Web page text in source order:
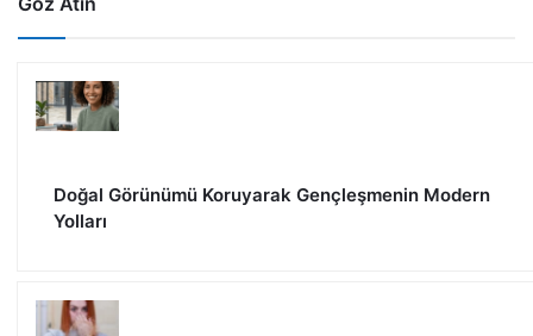
Doğal Görünümü Koruyarak Gençleşmenin Modern
Yolları